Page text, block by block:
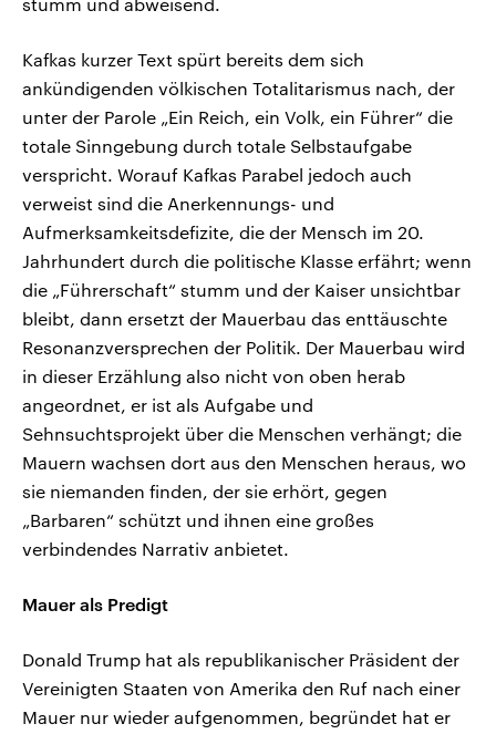
stumm und abweisend.
Kafkas kurzer Text spürt bereits dem sich
ankündigenden völkischen Totalitarismus nach, der
unter der Parole „Ein Reich, ein Volk, ein Führer“ die
totale Sinngebung durch totale Selbstaufgabe
verspricht. Worauf Kafkas Parabel jedoch auch
verweist sind die Anerkennungs- und
Aufmerksamkeitsdefizite, die der Mensch im 20.
Jahrhundert durch die politische Klasse erfährt; wenn
die „Führerschaft“ stumm und der Kaiser unsichtbar
bleibt, dann ersetzt der Mauerbau das enttäuschte
Resonanzversprechen der Politik. Der Mauerbau wird
in dieser Erzählung also nicht von oben herab
angeordnet, er ist als Aufgabe und
Sehnsuchtsprojekt über die Menschen verhängt; die
Mauern wachsen dort aus den Menschen heraus, wo
sie niemanden finden, der sie erhört, gegen
„Barbaren“ schützt und ihnen eine großes
verbindendes Narrativ anbietet.
Mauer als Predigt
Donald Trump hat als republikanischer Präsident der
Vereinigten Staaten von Amerika den Ruf nach einer
Mauer nur wieder aufgenommen, begründet hat er